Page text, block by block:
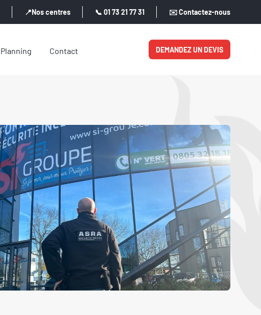
📍Nos centres 📞 01 73 21 77 31 ✉️ Contactez-nous
Planning Contact DEMANDEZ UN DEVIS